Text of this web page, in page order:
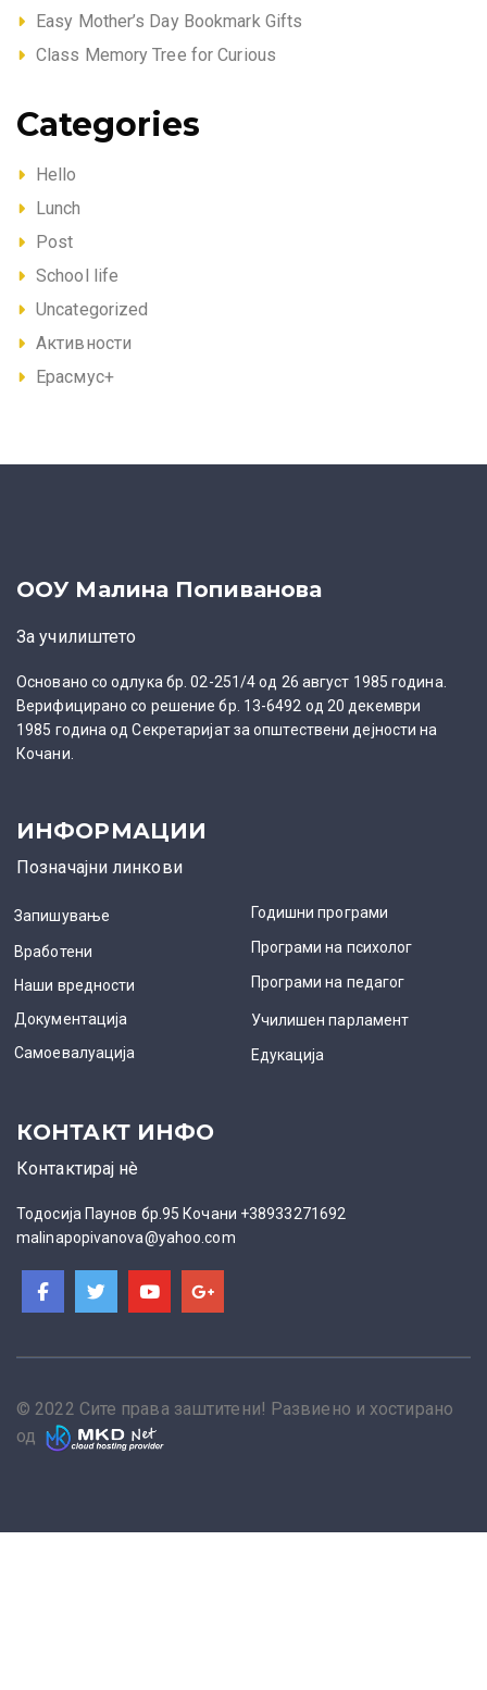
Easy Mother’s Day Bookmark Gifts
Class Memory Tree for Curious
Categories
Hello
Lunch
Post
School life
Uncategorized
Активности
Ерасмус+
ООУ Малина Попиванова
За училиштето
Основано со одлука бр. 02-251/4 од 26 август 1985 година.
Верифицирано со решение бр. 13-6492 од 20 декември
1985 година од Секретаријат за општествени дејности на
Кочани.
ИНФОРМАЦИИ
Позначајни линкови
Запишување
Вработени
Наши вредности
Документација
Самоевалуација
Годишни програми
Програми на психолог
Програми на педагог
Училишен парламент
Едукација
КОНТАКТ ИНФО
Контактирај нè
Тодосија Паунов бр.95 Кочани +38933271692
malinapopivanova@yahoo.com
© 2022 Сите права заштитени! Развиено и хостирано
од